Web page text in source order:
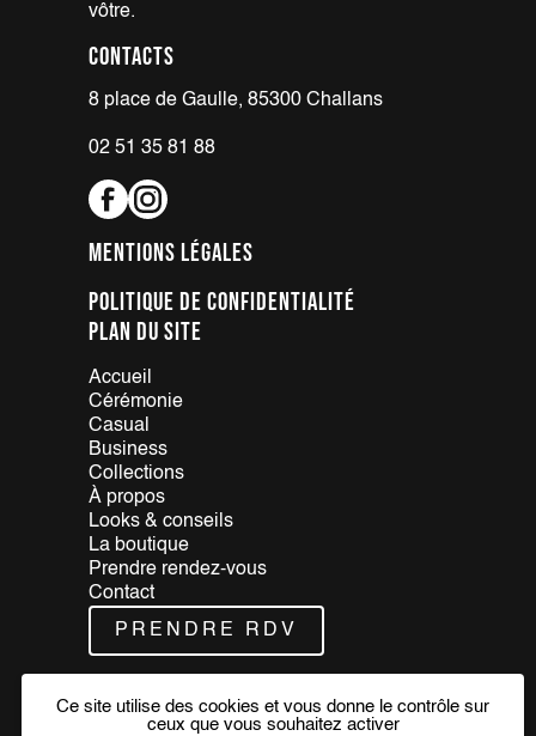
vôtre.
Contacts
8 place de Gaulle, 85300 Challans
02 51 35 81 88
Mentions légales
Politique de confidentialité
Plan du site
Accueil
Cérémonie
Casual
Business
Collections
À propos
Looks & conseils
La boutique
Prendre rendez-vous
Contact
PRENDRE RDV
Nos partenaires
Ce site utilise des cookies et vous donne le contrôle sur
ceux que vous souhaitez activer